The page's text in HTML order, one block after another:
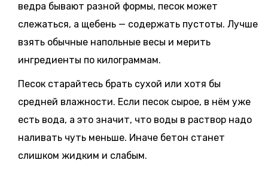
ведра бывают разной формы, песок может
слежаться, а щебень — содержать пустоты. Лучше
взять обычные напольные весы и мерить
ингредиенты по килограммам.
Песок старайтесь брать сухой или хотя бы
средней влажности. Если песок сырое, в нём уже
есть вода, а это значит, что воды в раствор надо
наливать чуть меньше. Иначе бетон станет
слишком жидким и слабым.